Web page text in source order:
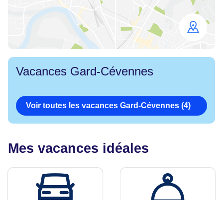
map
Vacances Gard-Cévennes
Voir toutes les vacances Gard-Cévennes (4)
Mes vacances idéales